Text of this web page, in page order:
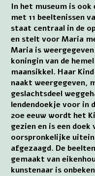
In het museum is
met 11 beeltenissen
staat centraal in de
en stelt voor Maria
Maria is
koningin van de
maansikkel. Haar
naakt weergegeven,
geslachtsdeel
lendendoekje voor in
20e eeuw wordt het
gezien en is een
oorspronkelijke
afgezaagd. De
gemaakt van
kunstenaar is